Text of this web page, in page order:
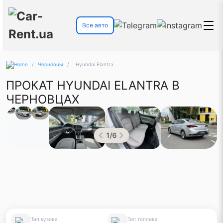
Все авто
/ Черновцы / Hyundai Elantra
ПРОКАТ HYUNDAI ELANTRA В
ЧЕРНОВЦАХ
1/6
Тип кузова
Тип топлива